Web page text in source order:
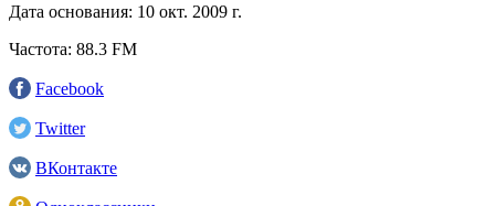
Дата основания: 10 окт. 2009 г.
Частота: 88.3 FM
Facebook
Twitter
ВКонтакте